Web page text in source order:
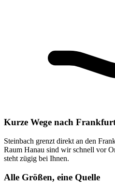
Kurze Wege nach
Steinbach grenzt direkt an den
Raum Hanau sind wir schnell vor
steht zügig bei Ihnen.
Alle Größen, eine Quelle